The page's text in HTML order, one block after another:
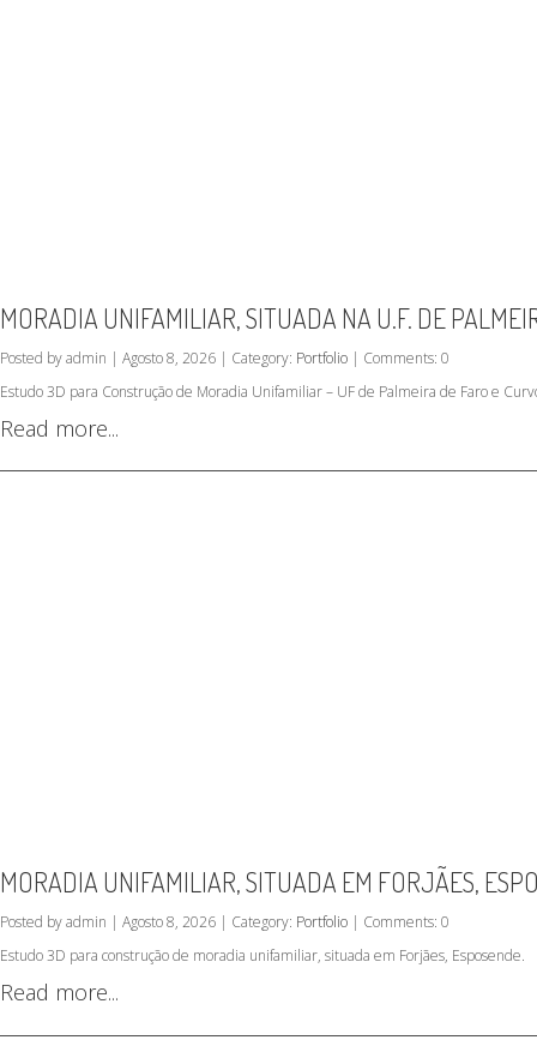
MORADIA UNIFAMILIAR, SITUADA NA U.F. DE
Posted by admin | Agosto 8, 2026 | Category: Portfolio | Comments: 0
Estudo 3D para Construção de Moradia Unifamiliar – UF de Palmeira de Faro e
Read more...
MORADIA UNIFAMILIAR, SITUADA EM FORJÃES,
Posted by admin | Agosto 8, 2026 | Category: Portfolio | Comments: 0
Estudo 3D para construção de moradia unifamiliar, situada em Forjães, Esposende.
Read more...